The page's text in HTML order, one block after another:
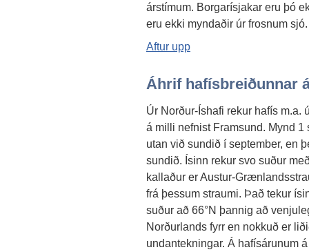
árstímum. Borgarísjakar eru þó
eru ekki myndaðir úr frosnum sjó.
Aftur upp
Áhrif hafísbreiðunnar
Úr Norður-Íshafi rekur hafís
á milli nefnist Framsund. Mynd
utan við sundið í september, en
sundið. Ísinn rekur svo suður
kallaður er Austur-
frá þessum straumi. Það tekur
suður að 66°N þannig að
Norðurlands fyrr en nokkuð er
undantekningar. Á hafísárunum